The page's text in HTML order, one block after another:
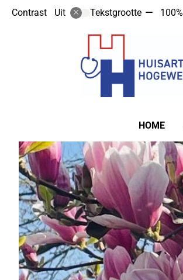
Contrast Uit Tekstgrootte Tekst100%
Hoofdmenu
HOME